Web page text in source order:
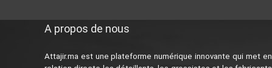
A propos de nous
Attajir.ma est une plateforme numérique innovante qui met en